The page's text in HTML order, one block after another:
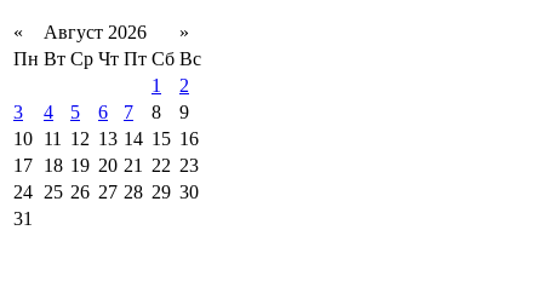
« Август 2026
»
Пн Вт Ср Чт Пт Сб Вс
1
2
3
4 5 6 7 8
9
10 11 12 13 14 15 16
17 18 19 20 21 22 23
24 25 26 27 28 29 30
31